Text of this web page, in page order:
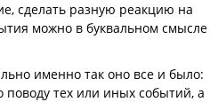
сделать разную реакцию на
можно в буквальном смысле
именно так оно все и было:
поводу тех или иных событий, а